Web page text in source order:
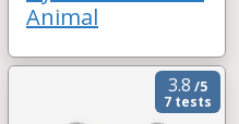
Animal
3.8 /5
7 tests